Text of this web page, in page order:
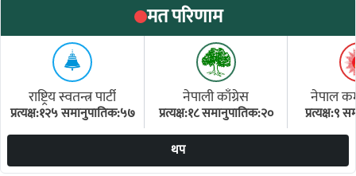
मत परिणाम
राष्ट्रिय स्वतन्त्र पार्टी
प्रत्यक्ष:१२५ समानुपातिक:५७
नेपाली काँग्रेस
प्रत्यक्ष:१८ समानुपातिक:२०
नेपाल
प्रत्यक्ष:९
थप